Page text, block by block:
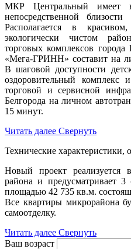
МКР Центральный имеет
непосредственной
Располагается в
экологически чистом
торговых комплексов
«Мега-ГРИНН» составит на
В шаговой доступности
оздоровительный комплекс
торговой и сервисной
Белгорода на личном
15 минут.
Читать далее Свернуть
Технические характеристики,
Новый проект реализуется
района и предусматривает 3
площадью 42 735 кв.м.
Все квартиры микрорайона
самоотделку.
Читать далее Свернуть
Ваш возраст